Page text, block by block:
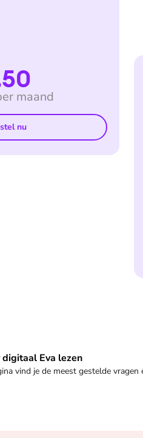
maand
nu
Eva lezen
vind je de meest gestelde